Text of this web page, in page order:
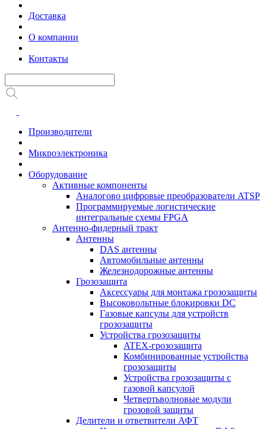
Доставка
О компании
Контакты
Производители
Микроэлектроника
Оборудование
Активные компоненты
Аналогово цифровые преобразователи ATSP
Программируемые логистические
интегральные схемы FPGA
Антенно-фидерный тракт
Антенны
DAS антенны
Автомобильные антенны
Железнодорожные антенны
Грозозащита
Аксессуары для монтажа грозозащиты
Высоковольтные блокировки DC
Газовые капсулы для устройств
грозозащиты
Устройства грозозащиты
ATEX-грозозащита
Комбинированные устройства
грозозащиты
Устройства грозозащиты с
газовой капсулой
Четвертьволновые модули
грозовой защиты
Делители и ответвители АФТ